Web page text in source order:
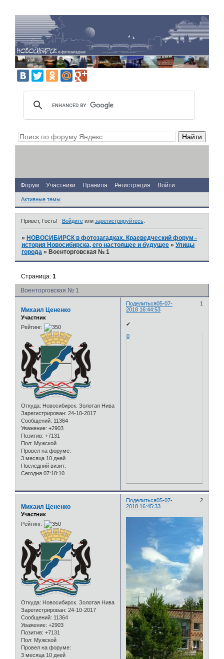
Форум Участники Правила Регистрация Войти
Активные темы
Привет, Гость! Войдитеили зарегистрируйтесь.
» НОВОСИБИРСК в фотозагадках. Краеведческий форум -
история Новосибирска, его настоящее и будущее »Улицы
города » Военторговская № 1
Военторговская № 1
Страница:1
Поделиться 1
05-07-
2018 16:44:53
Михаил Цененко
Участник
Рейтинг:
Откуда: Новосибирск. Золотая Нива
Зарегистрирован: 24-10-2017
Сообщений: 11364
Уважение: +2903
Позитив: +7131
Пол: Мужской
Провел на форуме:
3 месяца 10 дней
Последний визит:
Сегодня 07:18:10
✔
0
Поделиться 2
05-07-
2018 16:45:33
Михаил Цененко
Участник
Рейтинг:
Откуда: Новосибирск. Золотая Нива
Зарегистрирован: 24-10-2017
Сообщений: 11364
Уважение: +2903
Позитив: +7131
Пол: Мужской
Провел на форуме:
3 месяца 10 дней